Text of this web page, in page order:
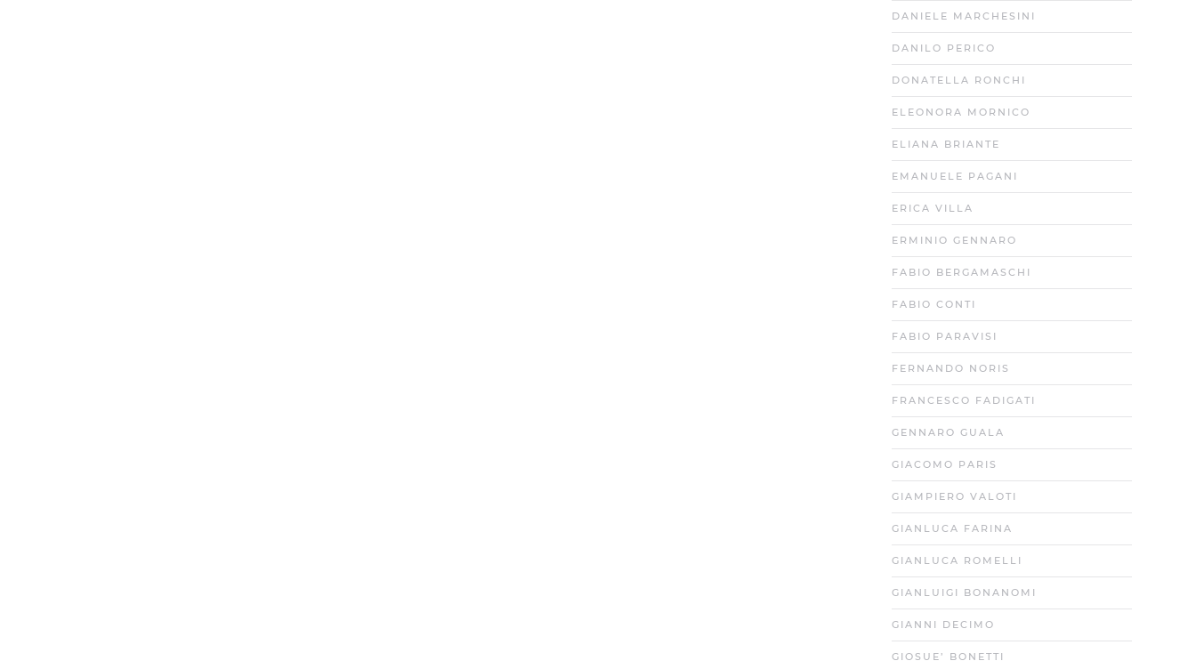
DANIELE MARCHESINI
DANILO PERICO
DONATELLA RONCHI
ELEONORA MORNICO
ELIANA BRIANTE
EMANUELE PAGANI
ERICA VILLA
ERMINIO GENNARO
FABIO BERGAMASCHI
FABIO CONTI
FABIO PARAVISI
FERNANDO NORIS
FRANCESCO FADIGATI
GENNARO GUALA
GIACOMO PARIS
GIAMPIERO VALOTI
GIANLUCA FARINA
GIANLUCA ROMELLI
GIANLUIGI BONANOMI
GIANNI DECIMO
GIOSUE’ BONETTI